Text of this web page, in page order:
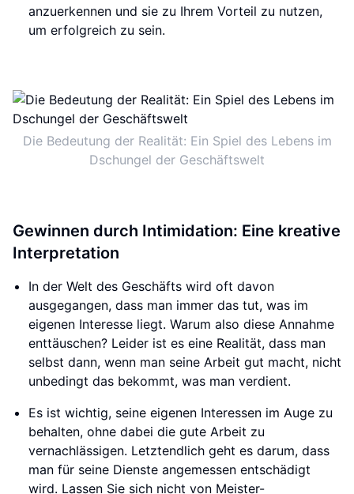
anzuerkennen und sie zu Ihrem Vorteil zu nutzen,
um erfolgreich zu sein.
Die Bedeutung der Realität: Ein Spiel des Lebens im
Dschungel der Geschäftswelt
Gewinnen durch Intimidation: Eine kreative
Interpretation
In der Welt des Geschäfts wird oft davon
ausgegangen, dass man immer das tut, was im
eigenen Interesse liegt. Warum also diese Annahme
enttäuschen? Leider ist es eine Realität, dass man
selbst dann, wenn man seine Arbeit gut macht, nicht
unbedingt das bekommt, was man verdient.
Es ist wichtig, seine eigenen Interessen im Auge zu
behalten, ohne dabei die gute Arbeit zu
vernachlässigen. Letztendlich geht es darum, dass
man für seine Dienste angemessen entschädigt
wird. Lassen Sie sich nicht von Meister-